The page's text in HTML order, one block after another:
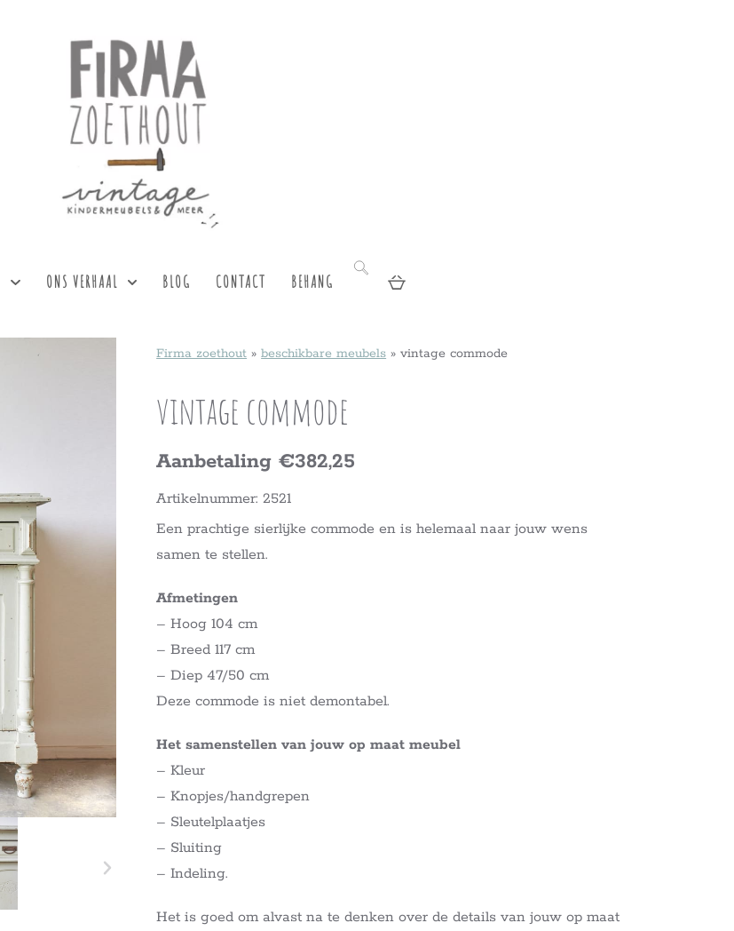
ONS VERHAAL BLOG CONTACT BEHANG
Firma zoethout »beschikbare meubels »vintage commode
vintage commode
Aanbetaling €382,25
Artikelnummer: 2521
Een prachtige sierlijke commode en is helemaal naar jouw wens
samen te stellen.
Afmetingen
– Hoog 104 cm
– Breed 117 cm
– Diep 47/50 cm
Deze commode is niet demontabel.
Het samenstellen van jouw op maat meubel
– Kleur
– Knopjes/handgrepen
– Sleutelplaatjes
– Sluiting
– Indeling.
Het is goed om alvast na te denken over de details van jouw op maat